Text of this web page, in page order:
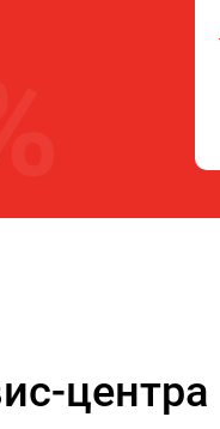
центра